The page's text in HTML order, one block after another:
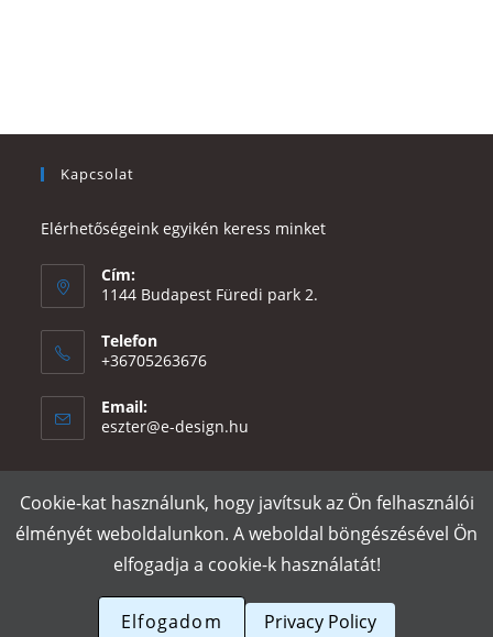
Kapcsolat
Elérhetőségeink egyikén keress minket
Cím:
1144 Budapest Füredi park 2.
Telefon
+36705263676
Email:
eszter@e-design.hu
Rólunk Szállítás és fizetés Adatvédelmi tájékoztató
ÁSZF
Póló nyomtatás
Cookie-kat használunk, hogy javítsuk az Ön felhasználói
élményét weboldalunkon. A weboldal böngészésével Ön
elfogadja a cookie-k használatát!
Elfogadom Privacy Policy